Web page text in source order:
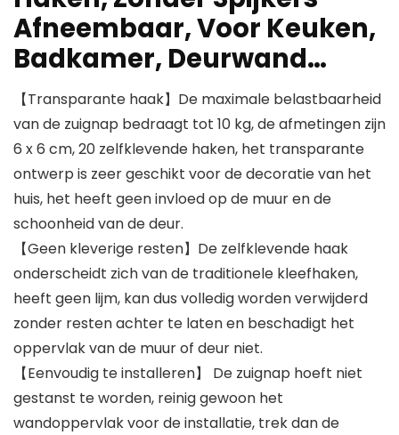
Afneembaar, Voor Keuken,
Badkamer, Deurwand…
【Transparante haak】De maximale belastbaarheid
van de zuignap bedraagt tot 10 kg, de afmetingen zijn
6 x 6 cm, 20 zelfklevende haken, het transparante
ontwerp is zeer geschikt voor de decoratie van het
huis, het heeft geen invloed op de muur en de
schoonheid van de deur.
【Geen kleverige resten】De zelfklevende haak
onderscheidt zich van de traditionele kleefhaken,
heeft geen lijm, kan dus volledig worden verwijderd
zonder resten achter te laten en beschadigt het
oppervlak van de muur of deur niet.
【Eenvoudig te installeren】 De zuignap hoeft niet
gestanst te worden, reinig gewoon het
wandoppervlak voor de installatie, trek dan de